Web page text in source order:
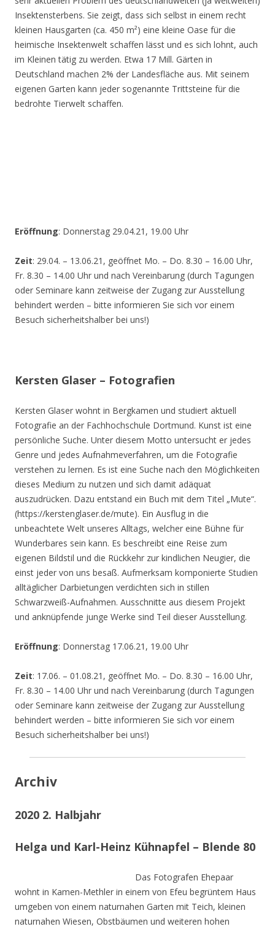
Insektensterbens. Sie zeigt, dass sich selbst in einem recht
kleinen Hausgarten (ca. 450 m²) eine kleine Oase für die
heimische Insektenwelt schaffen lässt und es sich lohnt, auch
im Kleinen tätig zu werden. Etwa 17 Mill. Gärten in
Deutschland machen 2% der Landesfläche aus. Mit seinem
eigenen Garten kann jeder sogenannte Trittsteine für die
bedrohte Tierwelt schaffen.
Eröffnung: Donnerstag 29.04.21, 19.00 Uhr
Zeit: 29.04. – 13.06.21, geöffnet Mo. – Do. 8.30 – 16.00 Uhr,
Fr. 8.30 – 14.00 Uhr und nach Vereinbarung (durch Tagungen
oder Seminare kann zeitweise der Zugang zur Ausstellung
behindert werden – bitte informieren Sie sich vor einem
Besuch sicherheitshalber bei uns!)
Kersten Glaser – Fotografien
Kersten Glaser wohnt in Bergkamen und studiert aktuell
Fotografie an der Fachhochschule Dortmund. Kunst ist eine
persönliche Suche. Unter diesem Motto untersucht er jedes
Genre und jedes Aufnahmeverfahren, um die Fotografie
verstehen zu lernen. Es ist eine Suche nach den Möglichkeiten
dieses Medium zu nutzen und sich damit adäquat
auszudrücken. Dazu entstand ein Buch mit dem Titel „Mute“.
(https://kerstenglaser.de/mute). Ein Ausflug in die
unbeachtete Welt unseres Alltags, welcher eine Bühne für
Wunderbares sein kann. Es beschreibt eine Reise zum
eigenen Bildstil und die Rückkehr zur kindlichen Neugier, die
einst jeder von uns besaß. Aufmerksam komponierte Studien
alltäglicher Darbietungen verdichten sich in stillen
Schwarzweiß-Aufnahmen. Ausschnitte aus diesem Projekt
und anknüpfende junge Werke sind Teil dieser Ausstellung.
Eröffnung: Donnerstag 17.06.21, 19.00 Uhr
Zeit: 17.06. – 01.08.21, geöffnet Mo. – Do. 8.30 – 16.00 Uhr,
Fr. 8.30 – 14.00 Uhr und nach Vereinbarung (durch Tagungen
oder Seminare kann zeitweise der Zugang zur Ausstellung
behindert werden – bitte informieren Sie sich vor einem
Besuch sicherheitshalber bei uns!)
Archiv
2020 2. Halbjahr
Helga und Karl-Heinz Kühnapfel – Blende 80
Das Fotografen Ehepaar
wohnt in Kamen-Methler in einem von Efeu begrüntem Haus
umgeben von einem naturnahen Garten mit Teich, kleinen
naturnahen Wiesen, Obstbäumen und weiteren hohen